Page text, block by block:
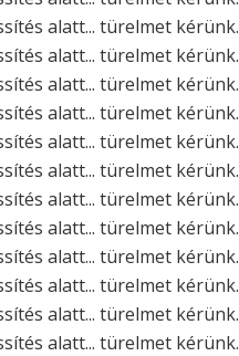
alatt... türelmet kérünk.
alatt... türelmet kérünk.
alatt... türelmet kérünk.
alatt... türelmet kérünk.
alatt... türelmet kérünk.
alatt... türelmet kérünk.
alatt... türelmet kérünk.
alatt... türelmet kérünk.
alatt... türelmet kérünk.
alatt... türelmet kérünk.
alatt... türelmet kérünk.
alatt... türelmet kérünk.